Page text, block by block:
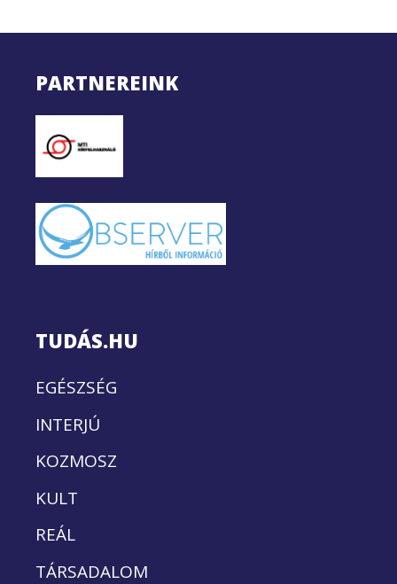
PARTNEREINK
TUDÁS.HU
EGÉSZSÉG
INTERJÚ
KOZMOSZ
KULT
REÁL
TÁRSADALOM